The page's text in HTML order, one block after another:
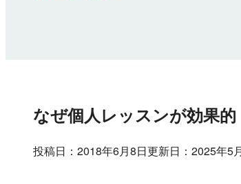
なぜ個人レッスンが効果
投稿日：2018年6月8日更新日：2025年5